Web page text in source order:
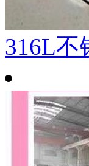
316L不